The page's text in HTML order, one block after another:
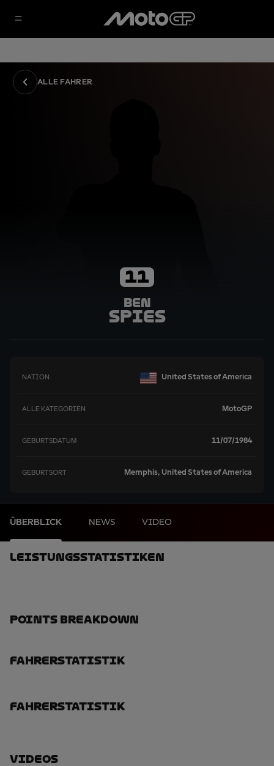
ALLE FAHRER
11
Ben
Spies
NATION United States of America
ALLE KATEGORIEN MotoGP
GEBURTSDATUM 11/07/1984
GEBURTSORT Memphis, United States of America
ÜBERBLICK NEWS VIDEO
Leistungsstatistiken
Points Breakdown
Fahrerstatistik
Fahrerstatistik
Videos